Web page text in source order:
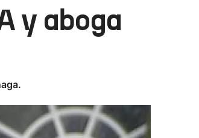
y aboga